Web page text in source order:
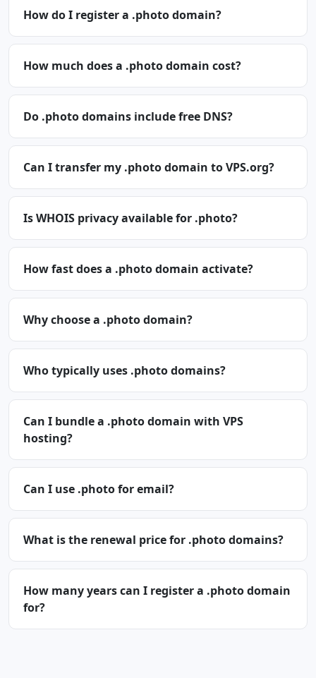
How do I register a .photo domain?
How much does a .photo domain cost?
Do .photo domains include free DNS?
Can I transfer my .photo domain to VPS.org?
Is WHOIS privacy available for .photo?
How fast does a .photo domain activate?
Why choose a .photo domain?
Who typically uses .photo domains?
Can I bundle a .photo domain with VPS
hosting?
Can I use .photo for email?
What is the renewal price for .photo domains?
How many years can I register a .photo domain
for?